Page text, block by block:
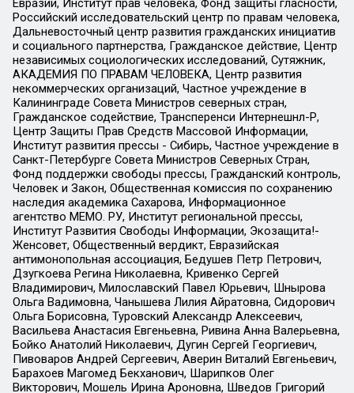
Евразии, Институт прав человека, Фонд защиты гласности,
Российский исследовательский центр по правам человека,
Дальневосточный центр развития гражданских инициатив
и социального партнерства, Гражданское действие, Центр
независимых социологических исследований, Сутяжник,
АКАДЕМИЯ ПО ПРАВАМ ЧЕЛОВЕКА, Центр развития
некоммерческих организаций, Частное учреждение в
Калининграде Совета Министров северных стран,
Гражданское содействие, Трансперенси Интернешнл-Р,
Центр Защиты Прав Средств Массовой Информации,
Институт развития прессы - Сибирь, Частное учреждение в
Санкт-Петербурге Совета Министров Северных Стран,
Фонд поддержки свободы прессы, Гражданский контроль,
Человек и Закон, Общественная комиссия по сохранению
наследия академика Сахарова, Информационное
агентство МЕМО. РУ, Институт региональной прессы,
Институт Развития Свободы Информации, Экозащита!-
Женсовет, Общественный вердикт, Евразийская
антимонопольная ассоциация, Бедушев Петр Петрович,
Дзугкоева Регина Николаевна, Кривенко Сергей
Владимирович, Милославский Павел Юрьевич, Шнырова
Ольга Вадимовна, Чанышева Лилия Айратовна, Сидорович
Ольга Борисовна, Туровский Александр Алексеевич,
Васильева Анастасия Евгеньевна, Ривина Анна Валерьевна,
Бойко Анатолий Николаевич, Дугин Сергей Георгиевич,
Пивоваров Андрей Сергеевич, Аверин Виталий Евгеньевич,
Барахоев Магомед Бекханович, Шарипков Олег
Викторович, Мошель Ирина Ароновна, Шведов Григорий